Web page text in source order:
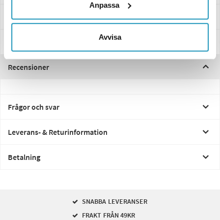
Anpassa
Avvisa
Specifikationer
Recensioner
Frågor och svar
Leverans- & Returinformation
Betalning
SNABBA LEVERANSER
FRAKT FRÅN 49KR